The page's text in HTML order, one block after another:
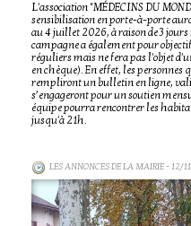
L'association "MÉDECINS DU
sensibilisation en porte-à-porte
au 4 juillet 2026, à raison de 3
campagne a également pour
réguliers mais ne fera pas l'objet
en chèque). En effet, les
rempliront un bulletin en ligne,
s’engageront pour un soutien
équipe pourra rencontrer les
jusqu'à 21h.
LES ANNONCES DE LA MAIRIE- 12/